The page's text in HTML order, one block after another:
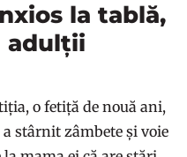
la tablă,
adulții
o fetiță de nouă ani,
a stârnit zâmbete și voie